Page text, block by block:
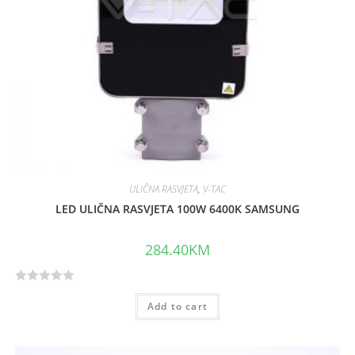
ULIČNA RASVJETA, V-TAC
LED ULIČNA RASVJETA 100W 6400K SAMSUNG
284.40KM
Add to cart